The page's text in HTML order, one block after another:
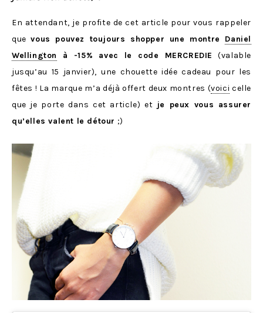
En attendant, je profite de cet article pour vous rappeler
quevous pouvez toujours shopper une montre Daniel
Wellington
à -15% avec le code MERCREDIE
(valable
jusqu’au 15 janvier), une chouette idée cadeau pour les
fêtes ! La marque m’a déjà offert deux montres (voici celle
que je porte dans cet article) et je peux vous assurer
qu’elles valent le détour ;)